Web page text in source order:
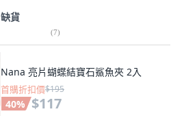
缺貨
(7)
Nana 亮片蝴蝶結寶石鯊魚夾 2入
首購折扣價$195
40% $117